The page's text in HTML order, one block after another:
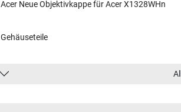
Acer Neue Objektivkappe für Acer X1328WHn
Gehäuseteile